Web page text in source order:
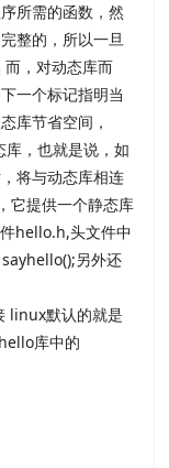
所需的函数，然
整的，所以一旦
，对动态库而
一个标记指明当
库节省空间，
，也就是说，如
将与动态库相连
它提供一个静态库
hello.h,头文件中
另外还
linux默认的就是
hello库中的